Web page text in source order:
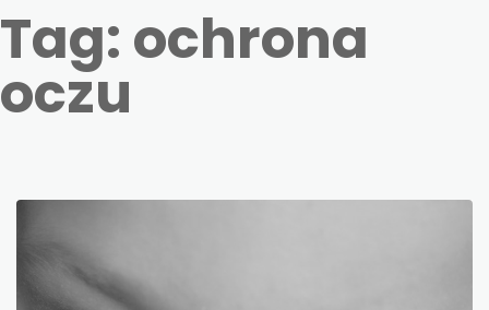
Tag: ochrona
oczu